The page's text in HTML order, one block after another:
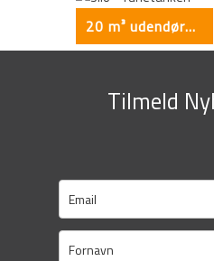
20 m³ udendørs silo
Tilmeld